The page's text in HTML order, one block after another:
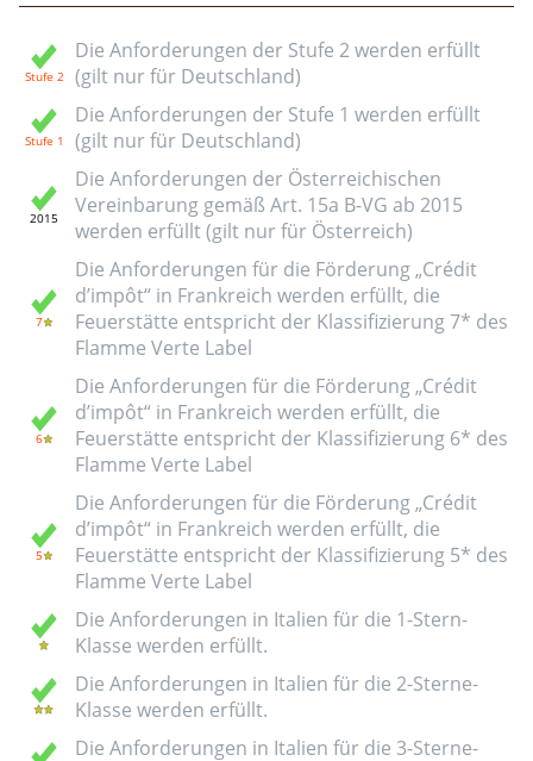
Die Anforderungen der Stufe 2 werden erfüllt
(gilt nur für Deutschland)
Die Anforderungen der Stufe 1 werden erfüllt
(gilt nur für Deutschland)
Die Anforderungen der Österreichischen
Vereinbarung gemäß Art. 15a B-VG ab 2015
werden erfüllt (gilt nur für Österreich)
Die Anforderungen für die Förderung „Crédit
d’impôt“ in Frankreich werden erfüllt, die
Feuerstätte entspricht der Klassifizierung 7* des
Flamme Verte Label
Die Anforderungen für die Förderung „Crédit
d’impôt“ in Frankreich werden erfüllt, die
Feuerstätte entspricht der Klassifizierung 6* des
Flamme Verte Label
Die Anforderungen für die Förderung „Crédit
d’impôt“ in Frankreich werden erfüllt, die
Feuerstätte entspricht der Klassifizierung 5* des
Flamme Verte Label
Die Anforderungen in Italien für die 1-Stern-
Klasse werden erfüllt.
Die Anforderungen in Italien für die 2-Sterne-
Klasse werden erfüllt.
Die Anforderungen in Italien für die 3-Sterne-